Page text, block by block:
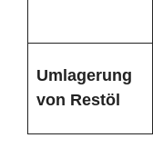
Umlagerung
von Restöl